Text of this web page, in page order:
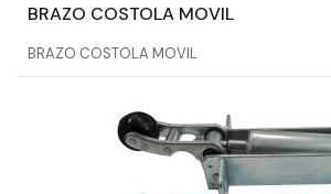
BRAZO COSTOLA MOVIL
BRAZO COSTOLA MOVIL